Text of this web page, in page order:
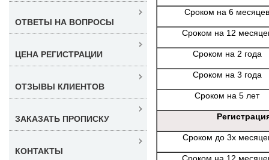
Сроком на 6 месяцев
Сроком на 12
Сроком на 2 года
Сроком на 3 года
Сроком на 5 лет
Сроком до 3х
Сроком на 12
ОТВЕТЫ НА ВОПРОСЫ
ЦЕНА РЕГИСТРАЦИИ
ОТЗЫВЫ КЛИЕНТОВ
ЗАКАЗАТЬ ПРОПИСКУ
КОНТАКТЫ